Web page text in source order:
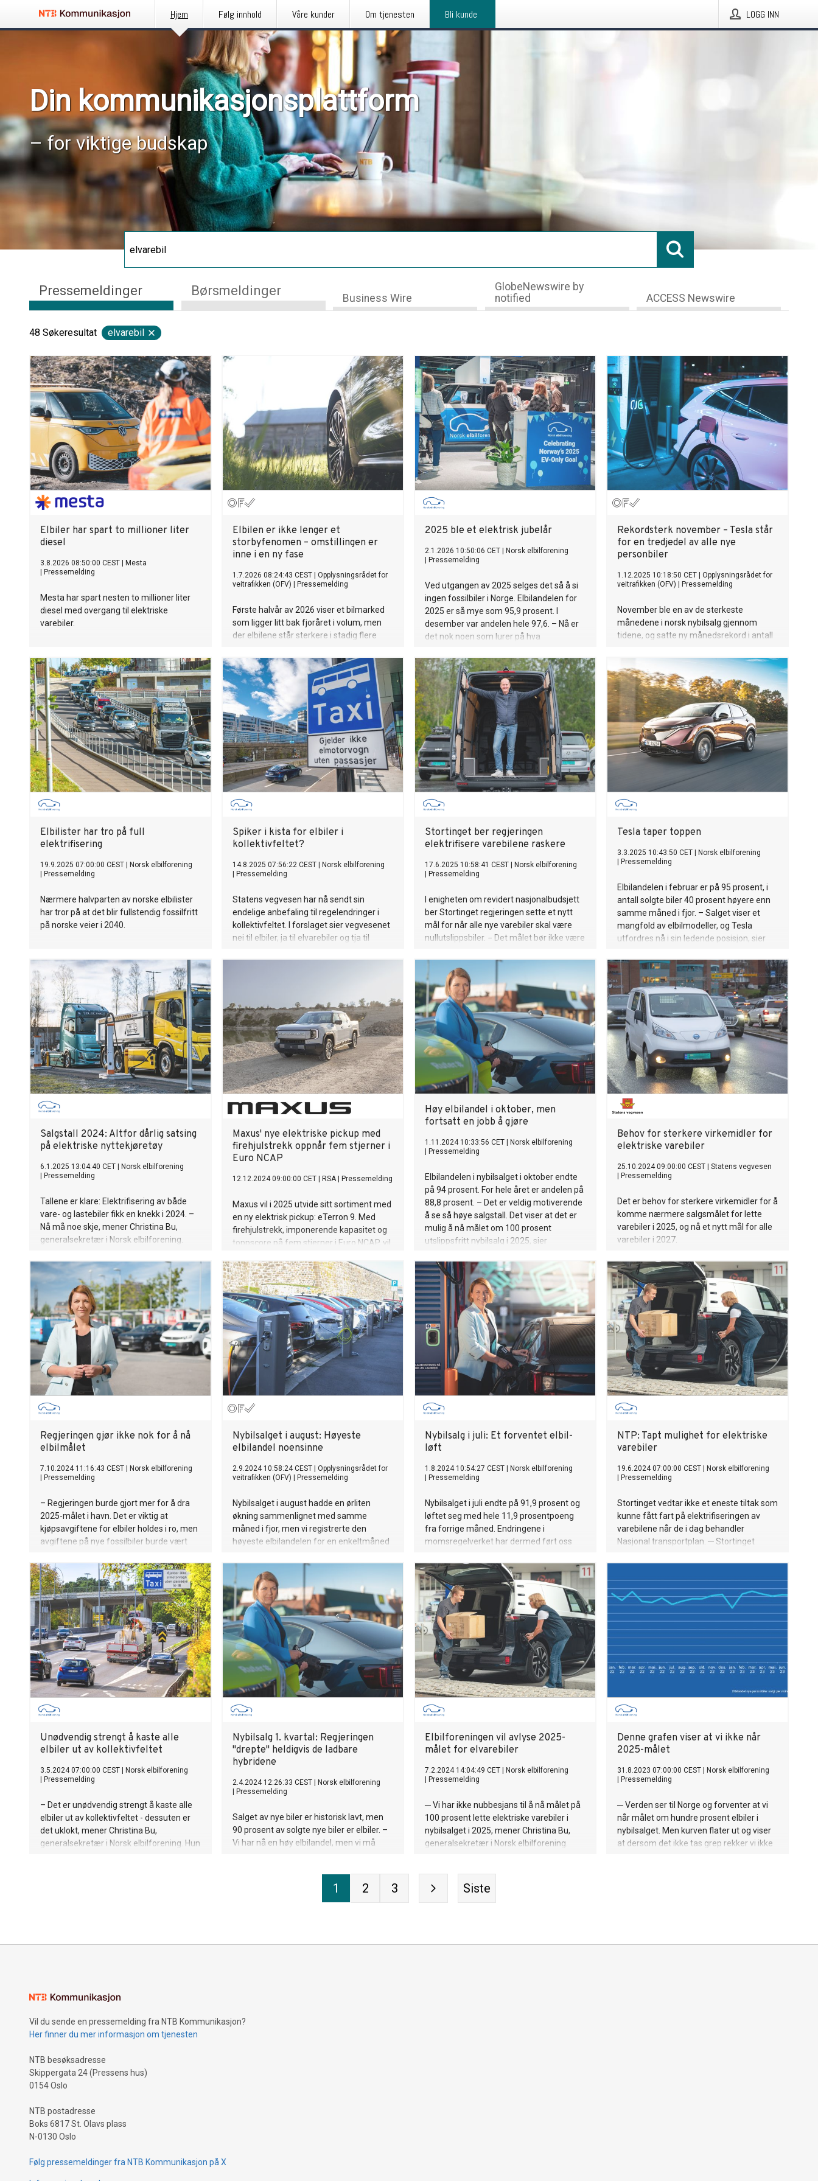
Hjem Følg innhold Våre kunder Om tjenesten Bli kunde LOGG INN
Din kommunikasjonsplattform
– for viktige budskap
Pressemeldinger Børsmeldinger Business Wire
GlobeNewswire by
notified
ACCESS Newswire
48 Søkeresultat elvarebil
Elbiler har spart to millioner liter
diesel
3.8.2026 08:50:00 CEST
Mesta
Pressemelding
Mesta har spart nesten to millioner liter
diesel med overgang til elektriske
varebiler.
Elbilen er ikke lenger et
storbyfenomen – omstillingen er
inne i en ny fase
1.7.2026 08:24:43 CEST
Opplysningsrådet for
veitrafikken (OFV)
Pressemelding
Første halvår av 2026 viser et bilmarked
som ligger litt bak fjoråret i volum, men
der elbilene står sterkere i stadig flere
helelektrisk, bestanden har passert én
million elektriske personbiler,
bruktmarkedet får flere elbiler og
varebilmarkedet tar nye elektriske steg.
Juni-tallene bekrefter også at elbilen er
blitt førstevalget langt utenfor storbyene.
2025 ble et elektrisk jubelår
2.1.2026 10:50:06 CET
Norsk elbilforening
Pressemelding
Ved utgangen av 2025 selges det så å si
ingen fossilbiler i Norge. Elbilandelen for
2025 er så mye som 95,9 prosent. I
desember var andelen hele 97,6. – Nå er
det nok noen som lurer på hva
generalsekretær Christina Bu.
Rekordsterk november – Tesla står
for en tredjedel av alle nye
personbiler
1.12.2025 10:18:50 CET
Opplysningsrådet for
veitrafikken (OFV)
Pressemelding
November ble en av de sterkeste
månedene i norsk nybilsalg gjennom
tidene, og satte ny månedsrekord i antall
Elbilister har tro på full
elektrifisering
19.9.2025 07:00:00 CEST
Norsk elbilforening
Pressemelding
Nærmere halvparten av norske elbilister
har tror på at det blir fullstendig fossilfritt
på norske veier i 2040.
Spiker i kista for elbiler i
kollektivfeltet?
14.8.2025 07:56:22 CEST
Norsk elbilforening
Pressemelding
Statens vegvesen har nå sendt sin
endelige anbefaling til regelendringer i
kollektivfeltet. I forslaget sier vegvesenet
nei til elbiler, ja til elvarebiler og tja til
Stortinget ber regjeringen
elektrifisere varebilene raskere
17.6.2025 10:58:41 CEST
Norsk elbilforening
Pressemelding
I enigheten om revidert nasjonalbudsjett
ber Stortinget regjeringen sette et nytt
mål for når alle nye varebiler skal være
nullutslippsbiler. − Det målet bør ikke være
opp med kraftfulle virkemidler, sier
generalsekretær Christina Bu i
Elbilforeningen.
Tesla taper toppen
3.3.2025 10:43:50 CET
Norsk elbilforening
Pressemelding
Elbilandelen i februar er på 95 prosent, i
antall solgte biler 40 prosent høyere enn
samme måned i fjor. – Salget viser et
mangfold av elbilmodeller, og Tesla
utfordres nå i sin ledende posisjon, sier
elbilforening.
Salgstall 2024: Altfor dårlig satsing
på elektriske nyttekjøretøy
6.1.2025 13:04:40 CET
Norsk elbilforening
Pressemelding
Tallene er klare: Elektrifisering av både
vare- og lastebiler fikk en knekk i 2024. –
Nå må noe skje, mener Christina Bu,
generalsekretær i Norsk elbilforening.
Maxus' nye elektriske pickup med
firehjulstrekk oppnår fem stjerner i
Euro NCAP
12.12.2024 09:00:00 CET RSA| Pressemelding
Maxus vil i 2025 utvide sitt sortiment med
en ny elektrisk pickup: eTerron 9. Med
firehjulstrekk, imponerende kapasitet og
toppscore på fem stjerner i Euro NCAP, vil
segment.
Høy elbilandel i oktober, men
fortsatt en jobb å gjøre
1.11.2024 10:33:56 CET
Norsk elbilforening
Pressemelding
Elbilandelen i nybilsalget i oktober endte
på 94 prosent. For hele året er andelen på
88,8 prosent. – Det er veldig motiverende
å se så høye salgstall. Det viser at det er
mulig å nå målet om 100 prosent
utslippsfritt nybilsalg i 2025, sier
Elbilforeningen.
Behov for sterkere virkemidler for
elektriske varebiler
25.10.2024 09:00:00 CEST
Statens vegvesen
Pressemelding
Det er behov for sterkere virkemidler for å
komme nærmere salgsmålet for lette
varebiler i 2025, og nå et nytt mål for alle
varebiler i 2027.
Regjeringen gjør ikke nok for å nå
elbilmålet
7.10.2024 11:16:43 CEST
Norsk elbilforening
Pressemelding
– Regjeringen burde gjort mer for å dra
2025-målet i havn. Det er viktig at
kjøpsavgiftene for elbiler holdes i ro, men
avgiftene på nye fossilbiler burde vært
varebilene, sier Bu.
Nybilsalget i august: Høyeste
elbilandel noensinne
2.9.2024 10:58:24 CEST
Opplysningsrådet for
veitrafikken (OFV)
Pressemelding
Nybilsalget i august hadde en ørliten
økning sammenlignet med samme
måned i fjor, men vi registrerte den
høyeste elbilandelen for en enkeltmåned
førstegangsregistrerte nye personbiler i
august var elektriske.
Nybilsalg i juli: Et forventet elbil-
løft
1.8.2024 10:54:27 CEST
Norsk elbilforening
Pressemelding
Nybilsalget i juli endte på 91,9 prosent og
løftet seg med hele 11,9 prosentpoeng
fra forrige måned. Endringene i
momsregelverket har dermed ført oss
et stort og forventet løft og viser igjen at
endringene i momsregelverket for leasing
fra 1. juli var viktige og nødvendige, sier
Christina Bu, generalsekretær i Norsk
elbilforening.
NTP: Tapt mulighet for elektriske
varebiler
19.6.2024 07:00:00 CEST
Norsk elbilforening
Pressemelding
Stortinget vedtar ikke et eneste tiltak som
kunne fått fart på elektrifiseringen av
varebilene når de i dag behandler
Nasjonal transportplan. ─ Stortinget
varebiler, sier Christina Bu,
generalsekretær i Elbilforeningen.
Unødvendig strengt å kaste alle
elbiler ut av kollektivfeltet
3.5.2024 07:00:00 CEST
Norsk elbilforening
Pressemelding
– Det er unødvendig strengt å kaste alle
elbiler ut av kollektivfeltet - dessuten er
det uklokt, mener Christina Bu,
generalsekretær i Norsk elbilforening. Hun
Nybilsalg 1. kvartal: Regjeringen
"drepte" heldigvis de ladbare
hybridene
2.4.2024 12:26:33 CEST
Norsk elbilforening
Pressemelding
Salget av nye biler er historisk lavt, men
90 prosent av solgte nye biler er elbiler. –
Vi har nå en høy elbilandel, men vi må
Elbilforeningen vil avlyse 2025-
målet for elvarebiler
7.2.2024 14:04:49 CET
Norsk elbilforening
Pressemelding
─ Vi har ikke nubbesjans til å nå målet på
100 prosent lette elektriske varebiler i
nybilsalget i 2025, mener Christina Bu,
generalsekretær i Norsk elbilforening.
nytt klimamål som politikerne faktisk
prøver å nå.
Denne grafen viser at vi ikke når
2025-målet
31.8.2023 07:00:00 CEST
Norsk elbilforening
Pressemelding
─ Verden ser til Norge og forventer at vi
når målet om hundre prosent elbiler i
nybilsalget. Men kurven flater ut og viser
at dersom det ikke tas grep rekker vi ikke
1 2 3 Siste
Vil du sende en pressemelding fra NTB Kommunikasjon?
Her finner du mer informasjon om tjenesten
NTB besøksadresse
Skippergata 24 (Pressens hus)
0154 Oslo
NTB postadresse
Boks 6817 St. Olavs plass
N-0130 Oslo
Følg pressemeldinger fra NTB Kommunikasjon på X